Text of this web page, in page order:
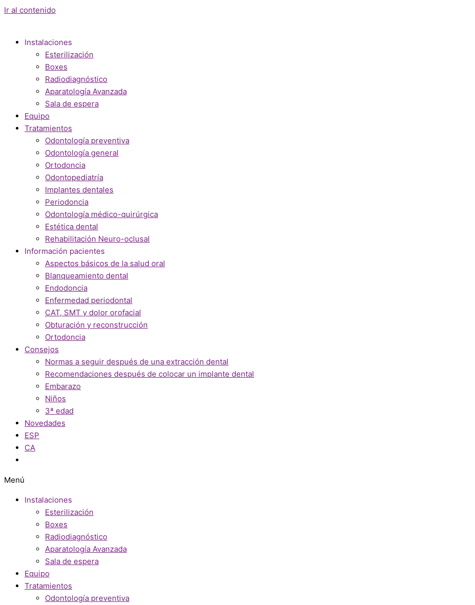
Ir al contenido
Instalaciones
Esterilización
Boxes
Radiodiagnóstico
Aparatología Avanzada
Sala de espera
Equipo
Tratamientos
Odontología preventiva
Odontología general
Ortodoncia
Odontopediatría
Implantes dentales
Periodoncia
Odontología médico-quirúrgica
Estética dental
Rehabilitación Neuro-oclusal
Información pacientes
Aspectos básicos de la salud oral
Blanqueamiento dental
Endodoncia
Enfermedad periodontal
CAT, SMT y dolor orofacial
Obturación y reconstrucción
Ortodoncia
Consejos
Normas a seguir después de una extracción dental
Recomendaciones después de colocar un implante dental
Embarazo
Niños
3ª edad
Novedades
ESP
CA
Menú
Instalaciones
Esterilización
Boxes
Radiodiagnóstico
Aparatología Avanzada
Sala de espera
Equipo
Tratamientos
Odontología preventiva